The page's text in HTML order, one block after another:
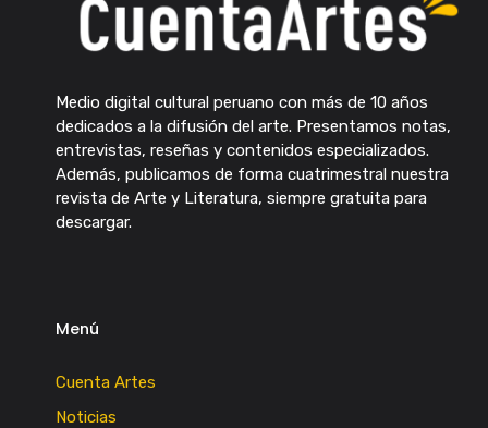
Medio digital cultural peruano con más de 10 años
dedicados a la difusión del arte. Presentamos notas,
entrevistas, reseñas y contenidos especializados.
Además, publicamos de forma cuatrimestral nuestra
revista de Arte y Literatura, siempre gratuita para
descargar.
Menú
Cuenta Artes
Noticias